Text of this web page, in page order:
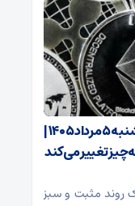
قیمت تتر، بیت‌کوین و اتریوم امروز دوشنبه ۵ مرداد ۱۴۰۵ |
تغییر می‌کند
روند مثبت و سبز